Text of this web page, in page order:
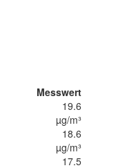
Messwert
19.6
µg/m³
18.6
µg/m³
17.5